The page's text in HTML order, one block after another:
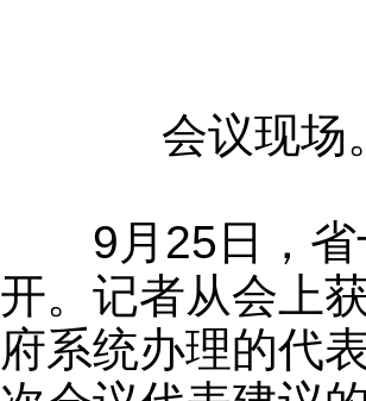
会议现场。
9月25日，省
开。记者从会上
府系统办理的代